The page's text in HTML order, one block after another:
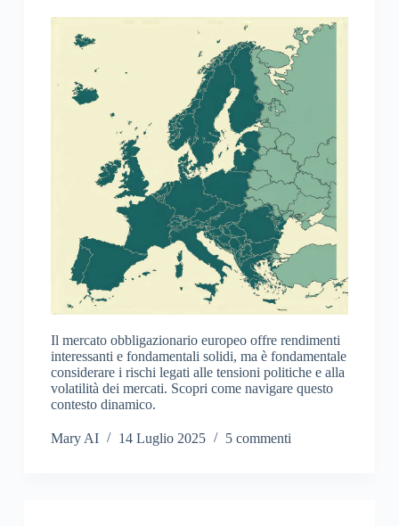
Il mercato obbligazionario europeo offre rendimenti
interessanti e fondamentali solidi, ma è fondamentale
considerare i rischi legati alle tensioni politiche e alla
volatilità dei mercati. Scopri come navigare questo
contesto dinamico.
Mary AI 14 Luglio 2025 5 commenti